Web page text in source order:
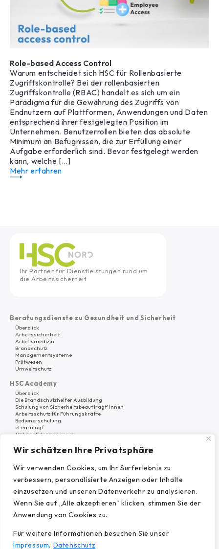
Wir schätzen Ihre Privatsphäre
Wir verwenden Cookies, um Ihr Surferlebnis zu
verbessern, personalisierte Anzeigen oder Inhalte
einzusetzen und unseren Datenverkehr zu analysieren.
Wenn Sie auf „Alle akzeptieren" klicken, stimmen Sie der
Anwendung von Cookies zu.
Für weitere Informationen besuchen Sie unser
Impressum. Datenschutz
Role-based Access Control
Warum entscheidet sich HSC für Rollenbasierte
Zugriffskontrolle? Bei der rollenbasierten
Zugriffskontrolle (RBAC) handelt es sich um ein
Paradigma für die Gewährung des Zugriffs von
Endnutzern auf Plattformen, Anwendungen und Daten
entsprechend ihrer festgelegten Position im
Unternehmen. Benutzerrollen bieten das absolute
Minimum an Befugnissen, die zur Erfüllung einer
Aufgabe erforderlich sind. Bevor festgelegt werden
kann, welche […]
Mehr erfahren
Ihr Partner für Dienstleistungen rund um
die Arbeitssicherheit
Beratungsdienste zu Gesundheit und Sicherheit
Überblick
Arbeitssicherheit
Arbeitsmedizin
Brandschutz
Managementsysteme
Prüfwesen
Umweltschutz
HSC Academy
Überblick
Die Brandschutzhelfer Ausbildung
Schulung von Sicherheitsbeauftragt*innen
Arbeitsschutz für Führungskräfte
Bedienerschulung
eLearning/
Online Unterweisungen
Software
HSC Platform
Warum HSC Nord?
Über uns
Referenzen